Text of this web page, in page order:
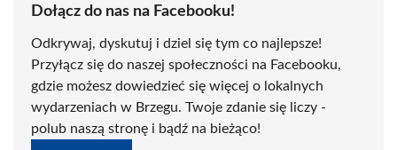
Dołącz do nas na Facebooku!
Odkrywaj, dyskutuj i dziel się tym co najlepsze!
Przyłącz się do naszej społeczności na Facebooku,
gdzie możesz dowiedzieć się więcej o lokalnych
wydarzeniach w Brzegu. Twoje zdanie się liczy -
polub naszą stronę i bądź na bieżąco!